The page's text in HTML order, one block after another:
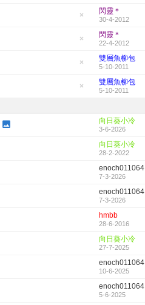
置
閃靈＊
30-4-2012
置
閃靈＊
22-4-2012
置
雙層魚柳包
5-10-2011
頂
雙層魚柳包
5-10-2011
向日葵小冷
3-6-2026
向日葵小冷
28-2-2022
enoch011064
7-3-2026
enoch011064
7-3-2026
hmbb
28-6-2016
向日葵小冷
27-7-2025
enoch011064
10-6-2025
enoch011064
5-6-2025